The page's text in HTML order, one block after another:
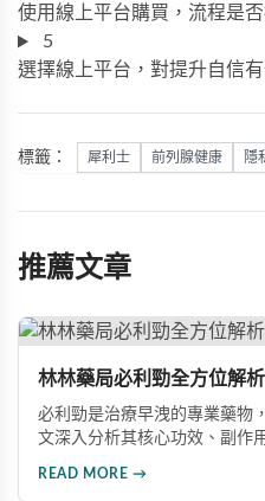
使用線上平台購買，流程是否
5
選擇線上平台，對提升自信
標籤： 犀利士 前列腺健康 隱
推薦文章
林林藥局必利勁全方位解
必利勁是治療早洩的專業藥物
文深入分析其核心功效、副作
READ MORE →